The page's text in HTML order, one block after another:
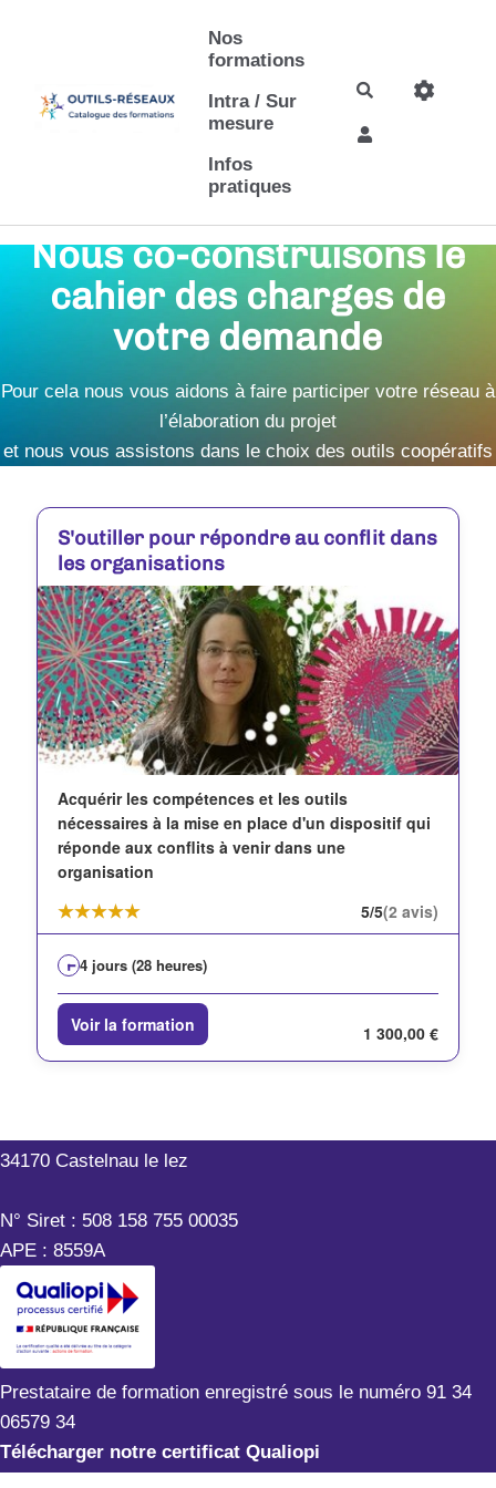
Nos
formations
Intra / Sur
mesure
Infos
pratiques
Rechercher
Nous co-construisons le
cahier des charges de
votre demande
Pour cela nous vous aidons à faire participer votre réseau à
l’élaboration du projet
et nous vous assistons dans le choix des outils coopératifs
S'outiller pour répondre au conflit dans
les organisations
Acquérir les compétences et les outils
nécessaires à la mise en place d'un dispositif qui
réponde aux conflits à venir dans une
organisation
☆☆☆☆☆
★★★★★ 5/5(2 avis)
4 jours (28 heures)
Voir la formation 1 300,00 €
34170 Castelnau le lez
N° Siret : 508 158 755 00035
APE : 8559A
Prestataire de formation enregistré sous le numéro 91 34
06579 34
Télécharger notre certificat Qualiopi